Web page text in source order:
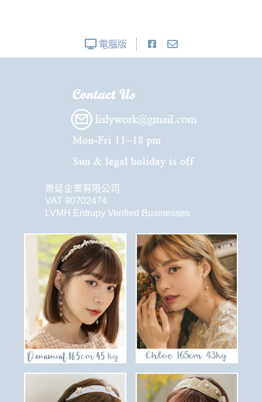
電腦版
樂延企業有限公司
VAT 90702474
LVMH Entrupy Verified Businesses